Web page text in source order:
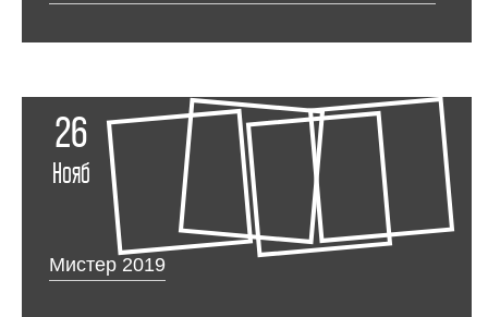
26
Нояб
Мистер 2019